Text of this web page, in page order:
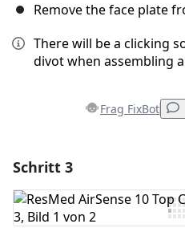
Remove the face plate
There will be a clicking
divot when assembling
Frag FixBot
Kommentar
Schritt 3